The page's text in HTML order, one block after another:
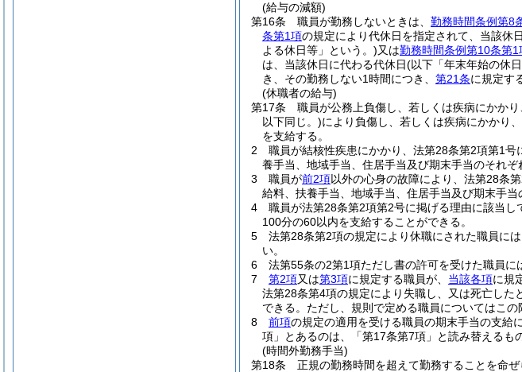
(給与の減額)
第16条
職員が勤務しないときは、 勤務時間条例第8
条第1項の規定により代休日を指定されて、当該休
よる休日等」という。)又は勤務時間条例第10条第1
は、当該休日に代わる代休日(以下「年末年始の休
き、その勤務しない1時間につき、 第21条に規定す
(休職者の給与)
第17条
職員が公務上負傷し、若しくは疾病にかか
以下同じ。)により負傷し、若しくは疾病にかかり
を支給する。
2
職員が結核性疾患にかかり、法第28条第2項第1
養手当、地域手当、住居手当及び期末手当のそれぞ
3
職員が前2項以外の心身の故障により、法第28条
給料、扶養手当、地域手当、住居手当及び期末手
4
職員が法第28条第2項第2号に掲げる理由に該当
100分の60以内を支給することができる。
5
法第28条第2項の規定により休職にされた職員に
い。
6
法第55条の2第1項ただし書の許可を受けた職員に
7
第2項又は第3項に規定する職員が、 当該各項に規
法第28条第4項の規定により失職し、又は死亡した
できる。 ただし、規則で定める職員についてはこの
8
前項の規定の適用を受ける職員の期末手当の支給
項」とあるのは、「第17条第7項」と読み替えるも
(時間外勤務手当)
第18条
正規の勤務時間を超えて勤務することを命